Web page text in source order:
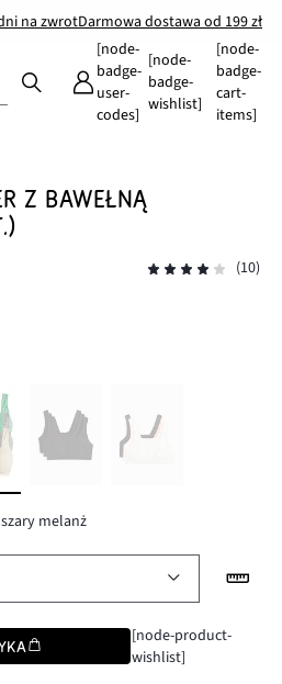
na zwrotDarmowa dostawa od 199 zł
[node-
badge-
user-
codes]
[node-
badge-
wishlist]
[node-
badge-
cart-
items]
Z BAWEŁNĄ
(10)
melanż
[node-product-
wishlist]